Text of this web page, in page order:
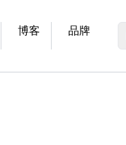
博客 品牌